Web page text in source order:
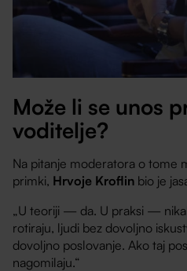
Može li se unos
voditelje?
Na pitanje moderatora o tome
primki, Hrvoje Kroflin bio je
„U teoriji — da. U praksi —
rotiraju, ljudi bez dovoljno
dovoljno poslovanje. Ako taj
nagomilaju.“